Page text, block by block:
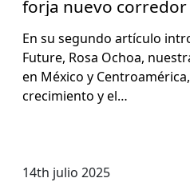
forja nuevo corredor
En su segun­do artícu­lo
Fu­ture, Rosa Ochoa,
en Méx­i­co y
crec­imien­to y el…
14th julio 2025